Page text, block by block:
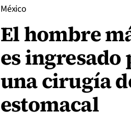
México
El hombre
es ingresado
una cirugía
estomacal